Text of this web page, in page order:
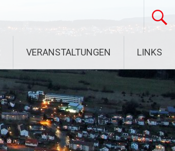
VERANSTALTUNGEN LINKS